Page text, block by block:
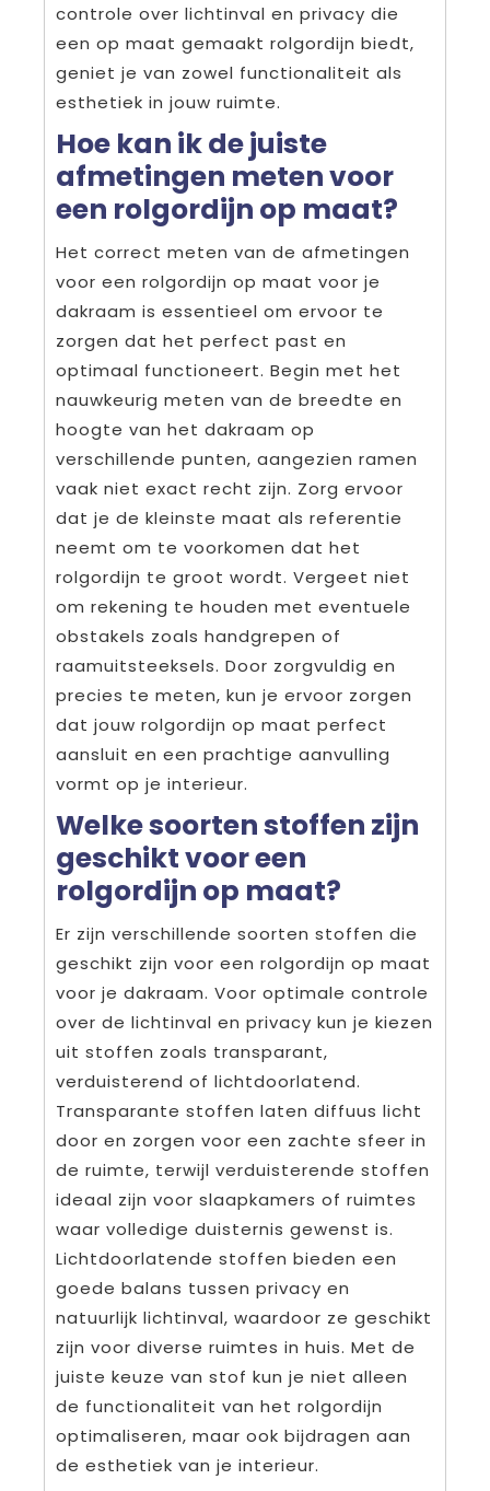
controle over lichtinval en privacy die
een op maat gemaakt rolgordijn biedt,
geniet je van zowel functionaliteit als
esthetiek in jouw ruimte.
Hoe kan ik de juiste
afmetingen meten voor
een rolgordijn op maat?
Het correct meten van de afmetingen
voor een rolgordijn op maat voor je
dakraam is essentieel om ervoor te
zorgen dat het perfect past en
optimaal functioneert. Begin met het
nauwkeurig meten van de breedte en
hoogte van het dakraam op
verschillende punten, aangezien ramen
vaak niet exact recht zijn. Zorg ervoor
dat je de kleinste maat als referentie
neemt om te voorkomen dat het
rolgordijn te groot wordt. Vergeet niet
om rekening te houden met eventuele
obstakels zoals handgrepen of
raamuitsteeksels. Door zorgvuldig en
precies te meten, kun je ervoor zorgen
dat jouw rolgordijn op maat perfect
aansluit en een prachtige aanvulling
vormt op je interieur.
Welke soorten stoffen zijn
geschikt voor een
rolgordijn op maat?
Er zijn verschillende soorten stoffen die
geschikt zijn voor een rolgordijn op maat
voor je dakraam. Voor optimale controle
over de lichtinval en privacy kun je kiezen
uit stoffen zoals transparant,
verduisterend of lichtdoorlatend.
Transparante stoffen laten diffuus licht
door en zorgen voor een zachte sfeer in
de ruimte, terwijl verduisterende stoffen
ideaal zijn voor slaapkamers of ruimtes
waar volledige duisternis gewenst is.
Lichtdoorlatende stoffen bieden een
goede balans tussen privacy en
natuurlijk lichtinval, waardoor ze geschikt
zijn voor diverse ruimtes in huis. Met de
juiste keuze van stof kun je niet alleen
de functionaliteit van het rolgordijn
optimaliseren, maar ook bijdragen aan
de esthetiek van je interieur.